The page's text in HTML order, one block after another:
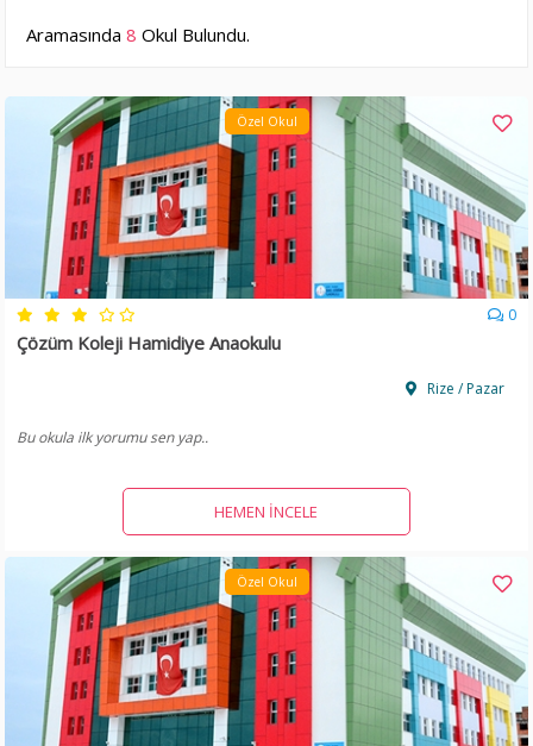
Aramasında8 Okul Bulundu.
Özel Okul
0
Çözüm Koleji Hamidiye Anaokulu
Rize / Pazar
Bu okula ilk yorumu sen yap..
HEMEN İNCELE
Özel Okul